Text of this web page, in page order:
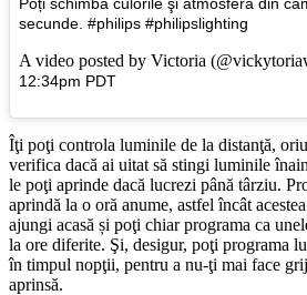
secunde. #philips #philipslighting
A video posted by Victoria
12:34pm PDT
Îţi poţi controla luminile de la distanţă,
verifica dacă ai uitat să stingi luminile
le poţi aprinde dacă lucrezi până târziu.
aprindă la o oră anume, astfel încât
ajungi acasă și poţi chiar programa ca
la ore diferite. Şi, desigur, poţi programa
în timpul nopţii, pentru a nu-ţi mai face
aprinsă.